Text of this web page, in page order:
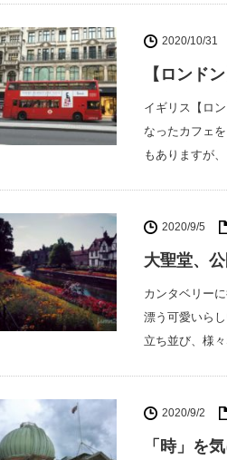
2020/10/31
【ロンド
イギリス【ロ
なったカフェ
もありますが
2020/9/5
大聖堂、
カンタベリー
漂う可愛いら
立ち並び、様
2020/9/2
「時」を